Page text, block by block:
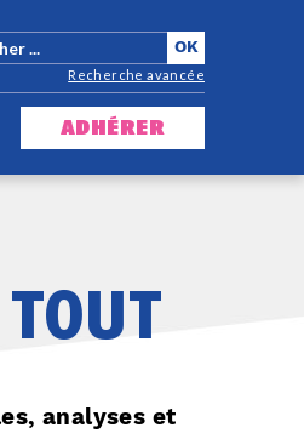
Recherche avancée
adhérer
tout
analyses et